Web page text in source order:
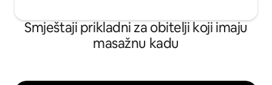
Smještaji prikladni za obitelji koji imaju
masažnu kadu